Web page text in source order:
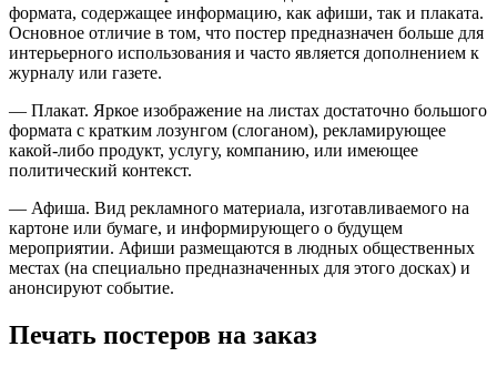
формата, содержащее информацию, как афиши, так и плаката.
Основное отличие в том, что постер предназначен больше для
интерьерного использования и часто является дополнением к
журналу или газете.
— Плакат. Яркое изображение на листах достаточно большого
формата с кратким лозунгом (слоганом), рекламирующее
какой-либо продукт, услугу, компанию, или имеющее
политический контекст.
— Афиша. Вид рекламного материала, изготавливаемого на
картоне или бумаге, и информирующего о будущем
мероприятии. Афиши размещаются в людных общественных
местах (на специально предназначенных для этого досках) и
анонсируют событие.
Печать постеров на заказ